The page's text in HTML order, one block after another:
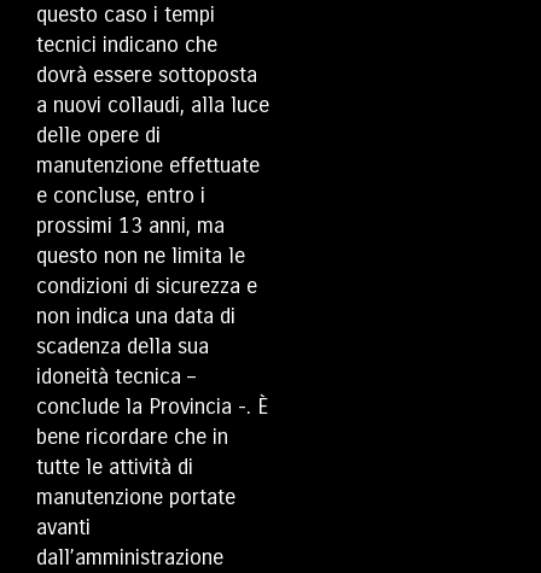
questo caso i tempi
tecnici indicano che
dovrà essere sottoposta
a nuovi collaudi, alla luce
delle opere di
manutenzione effettuate
e concluse, entro i
prossimi 13 anni, ma
questo non ne limita le
condizioni di sicurezza e
non indica una data di
scadenza della sua
idoneità tecnica –
conclude la Provincia -. È
bene ricordare che in
tutte le attività di
manutenzione portate
avanti
dall’amministrazione